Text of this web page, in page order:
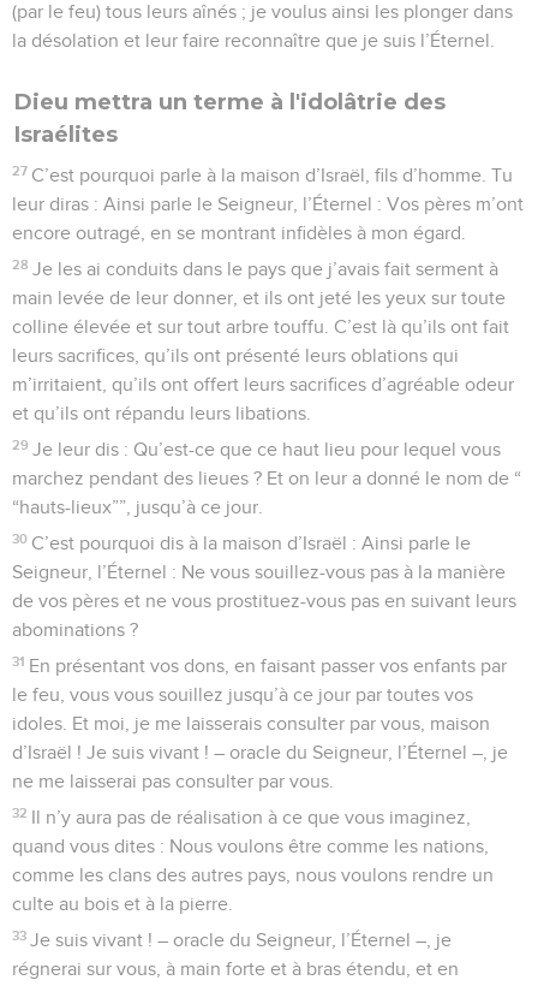
(par le feu) tous leurs aînés ; je voulus ainsi les plonger dans
la désolation et leur faire reconnaître que je suis l’Éternel.
Dieu mettra un terme à l'idolâtrie des
Israélites
27 C’est pourquoi parle à la maison d’Israël, fils d’homme. Tu
leur diras : Ainsi parle le Seigneur, l’Éternel : Vos pères m’ont
encore outragé, en se montrant infidèles à mon égard.
28 Je les ai conduits dans le pays que j’avais fait serment à
main levée de leur donner, et ils ont jeté les yeux sur toute
colline élevée et sur tout arbre touffu. C’est là qu’ils ont fait
leurs sacrifices, qu’ils ont présenté leurs oblations qui
m’irritaient, qu’ils ont offert leurs sacrifices d’agréable odeur
et qu’ils ont répandu leurs libations.
29 Je leur dis : Qu’est-ce que ce haut lieu pour lequel vous
marchez pendant des lieues ? Et on leur a donné le nom de “
“hauts-lieux””, jusqu’à ce jour.
30 C’est pourquoi dis à la maison d’Israël : Ainsi parle le
Seigneur, l’Éternel : Ne vous souillez-vous pas à la manière
de vos pères et ne vous prostituez-vous pas en suivant leurs
abominations ?
31 En présentant vos dons, en faisant passer vos enfants par
le feu, vous vous souillez jusqu’à ce jour par toutes vos
idoles. Et moi, je me laisserais consulter par vous, maison
d’Israël ! Je suis vivant ! – oracle du Seigneur, l’Éternel –, je
ne me laisserai pas consulter par vous.
32 Il n’y aura pas de réalisation à ce que vous imaginez,
quand vous dites : Nous voulons être comme les nations,
comme les clans des autres pays, nous voulons rendre un
culte au bois et à la pierre.
33 Je suis vivant ! – oracle du Seigneur, l’Éternel –, je
régnerai sur vous, à main forte et à bras étendu, et en